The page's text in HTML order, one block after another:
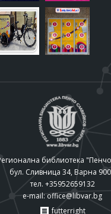
библиотека
бул. Сливница 34, Варна
тел. +35952659132
e-mail: office@libvar.bg
futterright